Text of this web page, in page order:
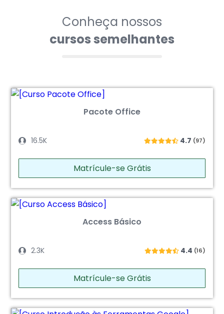
Conheça nossos
cursos semelhantes
Pacote Office
16.5K 4.7 (97)
Matrícule-se Grátis
Access Básico
2.3K 4.4 (16)
Matrícule-se Grátis